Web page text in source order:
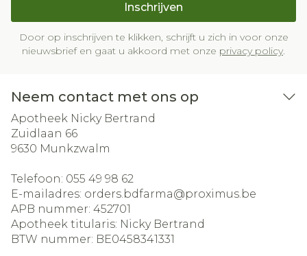
Inschrijven
Door op inschrijven te klikken, schrijft u zich in voor onze
nieuwsbrief en gaat u akkoord met onze privacy policy.
Neem contact met ons op
Apotheek Nicky Bertrand
Zuidlaan 66
9630 Munkzwalm
Telefoon: 055 49 98 62
E-mailadres: orders.bdfarma@proximus.be
APB nummer: 452701
Apotheek titularis: Nicky Bertrand
BTW nummer: BE0458341331